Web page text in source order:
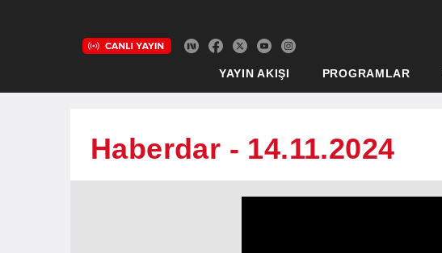
YAYIN AKIŞI PROGRAMLAR
Haberdar - 14.11.2024